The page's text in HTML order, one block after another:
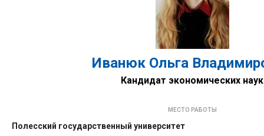
Иванюк Ольга
Кандидат экономических наук
МЕСТО РАБОТЫ
Полесский государственный университет